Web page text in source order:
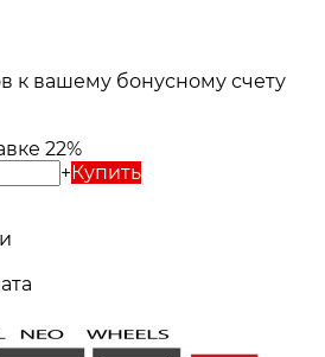
к вашему бонусному счету
22%
+Купить